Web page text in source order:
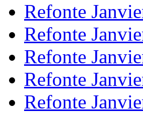
Refonte
Refonte
Refonte
Refonte
Refonte